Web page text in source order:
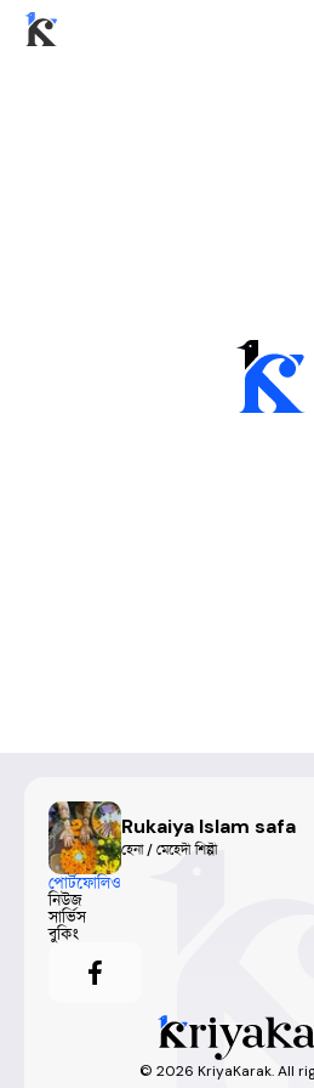
Rukaiya Islam safa
হেনা / মেহেদী শিল্পী
পোর্টফোলিও
নিউজ
সার্ভিস
বুকিং
© 2026 KriyaKarak. All